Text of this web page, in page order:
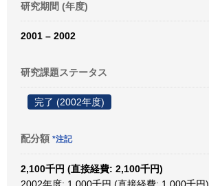
研究期間 (年度)
2001 – 2002
研究課題ステータス
完了 (2002年度)
配分額 *注記
2,100千円 (直接経費: 2,100千円)